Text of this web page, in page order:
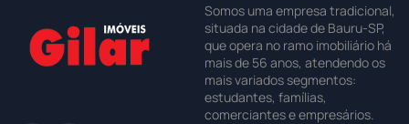
Somos uma empresa tradicional,
situada na cidade de Bauru-SP,
que opera no ramo imobiliário há
mais de 56 anos, atendendo os
mais variados segmentos:
estudantes, famílias,
comerciantes e empresários.